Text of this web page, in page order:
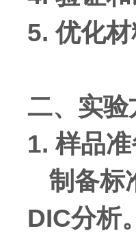
5. 优化
二、实验
1. 样品
制备标
DIC分析。